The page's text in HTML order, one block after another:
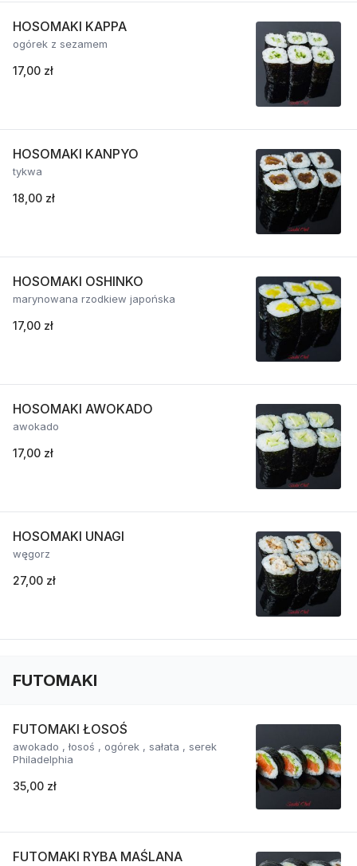
HOSOMAKI KAPPA
ogórek z sezamem
17,00 zł
HOSOMAKI KANPYO
tykwa
18,00 zł
HOSOMAKI OSHINKO
marynowana rzodkiew japońska
17,00 zł
HOSOMAKI AWOKADO
awokado
17,00 zł
HOSOMAKI UNAGI
węgorz
27,00 zł
FUTOMAKI
FUTOMAKI ŁOSOŚ
awokado , łosoś , ogórek , sałata , serek
Philadelphia
35,00 zł
FUTOMAKI RYBA MAŚLANA